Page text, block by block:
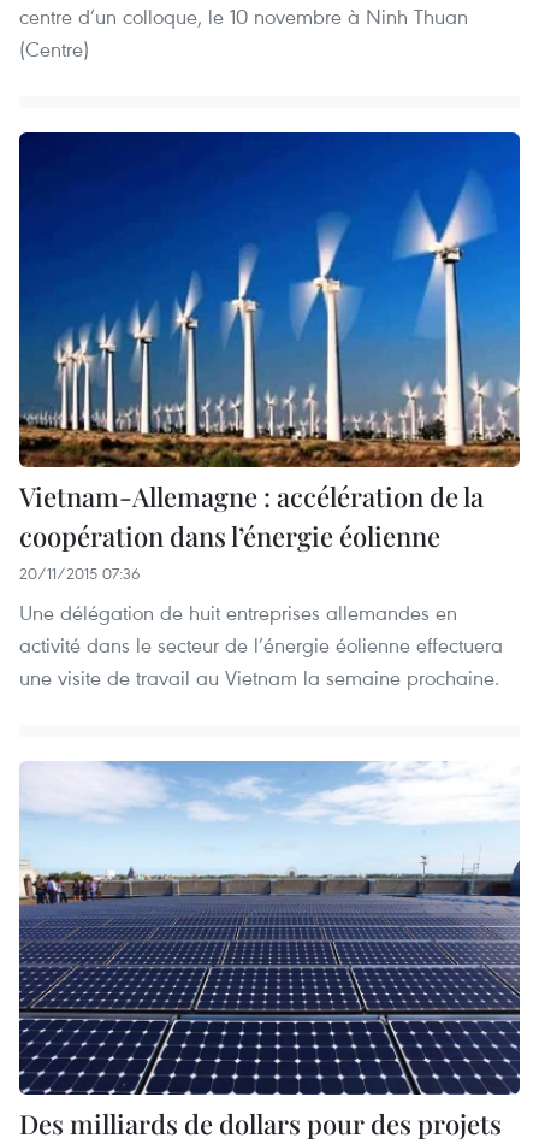
centre d’un colloque, le 10 novembre à Ninh Thuan
(Centre)
Vietnam-Allemagne : accélération de la
coopération dans l’énergie éolienne
20/11/2015 07:36
Une délégation de huit entreprises allemandes en
activité dans le secteur de l’énergie éolienne effectuera
une visite de travail au Vietnam la semaine prochaine.
Des milliards de dollars pour des projets